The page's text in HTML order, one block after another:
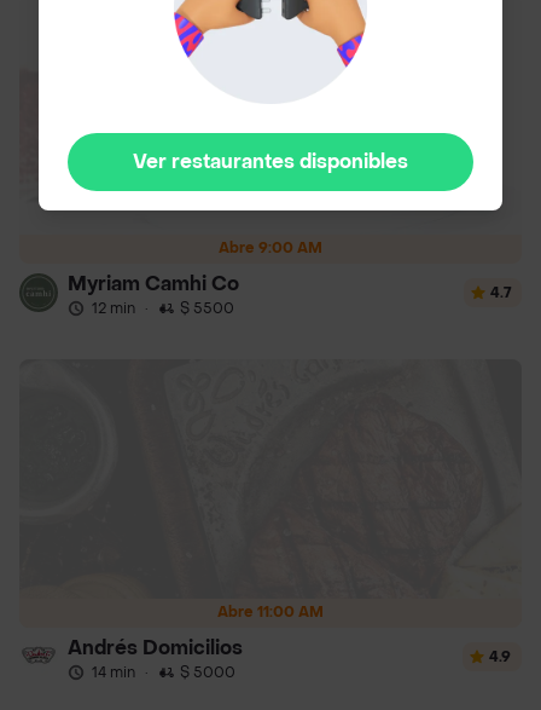
Abre 9:00 AM
Myriam Camhi Co
12 min · $ 5500
4.7
Abre 11:00 AM
Andrés Domicilios
14 min · $ 5000
4.9
Ver restaurantes disponibles